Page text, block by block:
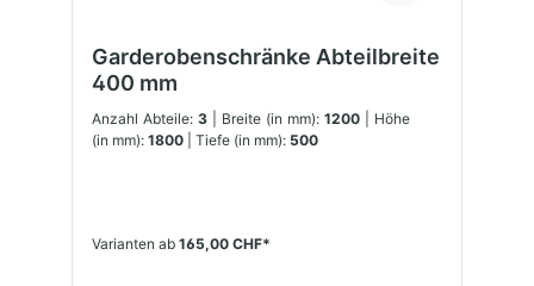
Garderobenschränke Abteilbreite
400 mm
Anzahl Abteile: 3 | Breite (in mm): 1200
(in mm): 1800 | Tiefe (in mm): 500
Varianten ab 165,00 CHF*